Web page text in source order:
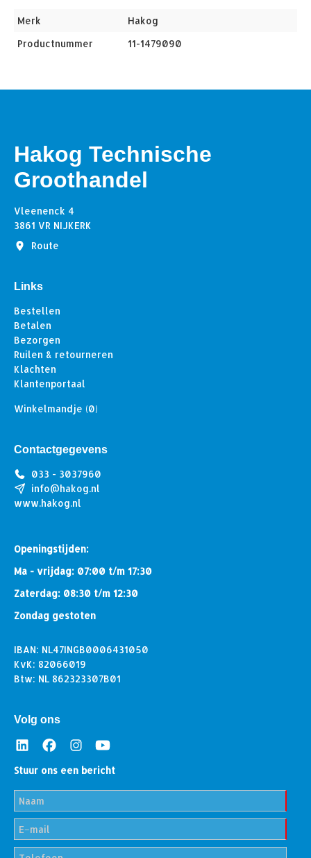
Merk
Hakog
Productnummer
11-1479090
Hakog Technische
Groothandel
Vleenenck 4
3861 VR NIJKERK
Route
Links
Bestellen
Betalen
Bezorgen
Ruilen & retourneren
Klachten
Klantenportaal
Winkelmandje (0)
Contactgegevens
033 - 3037960
info@hakog.nl
www.hakog.nl
Openingstijden:
Ma - vrijdag: 07:00 t/m 17:30
Zaterdag: 08:30 t/m 12:30
Zondag gestoten
IBAN: NL47INGB0006431050
KvK: 82066019
Btw: NL 862323307B01
Volg ons
Stuur ons een bericht